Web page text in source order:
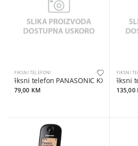
FIKSNI TELEFONI
Fiksni telefon PANASONIC KX-
79,00 KM
FIKSNI
Fiksni
135,00